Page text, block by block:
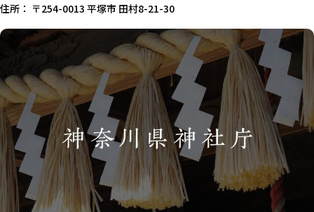
住所： 〒254-0013 平塚市 田村8-21-30